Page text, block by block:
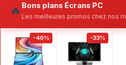
🔥 Bons plans Écrans PC
Les meilleures promos chez nos
-40% -33%